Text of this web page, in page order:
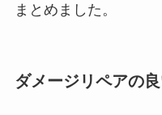
まとめました。
ダメージリペアの